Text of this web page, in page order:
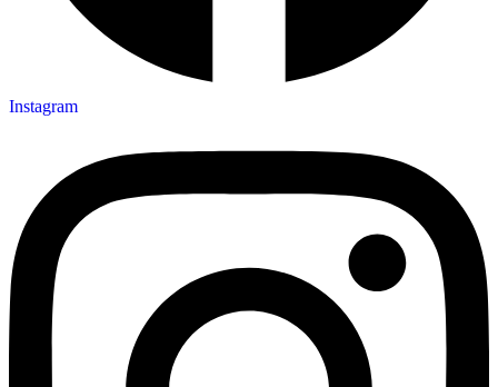
Instagram